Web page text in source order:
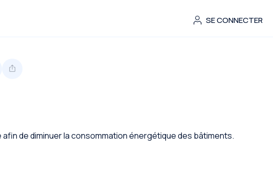
SE CONNECTER
de diminuer la consommation énergétique des bâtiments.